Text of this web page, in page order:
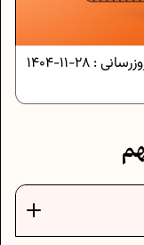
:
28-11-1404